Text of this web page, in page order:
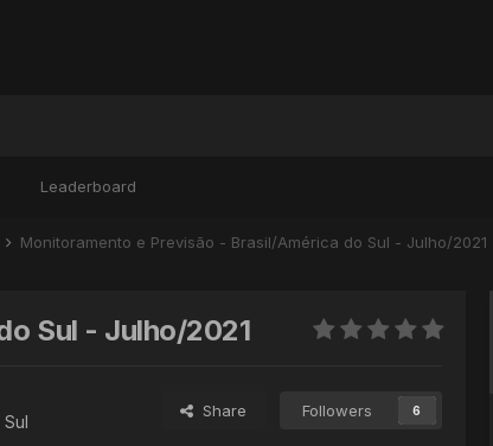
Leaderboard
Monitoramento e Previsão - Brasil/América do Sul - Julho/2021
Sul - Julho/2021
Share Followers 6